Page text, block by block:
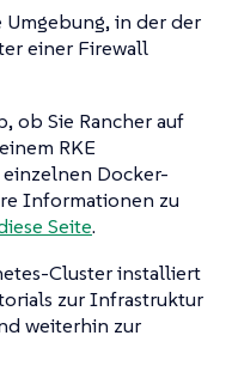
in der der
einer Firewall
ob Sie Rancher auf
RKE
Docker-
Informationen zu
Seite.
Cluster installiert
zur Infrastruktur
weiterhin zur